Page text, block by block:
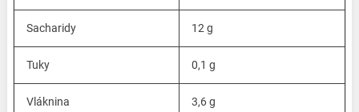
Sacharidy 12 g
Tuky 0,1 g
Vláknina 3,6 g